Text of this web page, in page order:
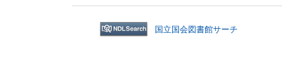
国立国会図書館サーチ